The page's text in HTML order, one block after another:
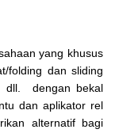
yang khusus
folding dan sliding
dll. dengan bekal
dan aplikator rel
alternatif bagi